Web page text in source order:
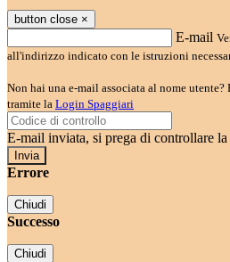
button close ×
E-mail
all'indirizzo indicato con le istruzioni
Non hai una e-mail associata al nome
tramite la Login Spaggiari
E-mail inviata, si prega di controllare
Errore
Chiudi
Successo
Chiudi